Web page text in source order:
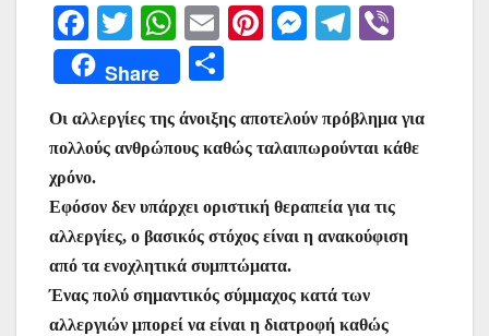
F
a
c
e
b
o
o
k
T
w
itt
er
W
h
at
s
A
p
p
E
m
ai
l
Pi
e
st
M
s
e
n
g
T
gr
a
m
Share
ρ
α
σ
τε
ίτ
ε
Οι αλλεργίες της άνοιξης αποτελούν πρόβλημα για
πολλούς ανθρώπους καθώς ταλαιπωρούνται κάθε
χρόνο.
Εφόσον δεν υπάρχει οριστική θεραπεία για τις
αλλεργίες, ο βασικός στόχος είναι η ανακούφιση
από τα ενοχλητικά συμπτώματα.
Ένας πολύ σημαντικός σύμμαχος κατά των
αλλεργιών μπορεί να είναι η διατροφή καθώς